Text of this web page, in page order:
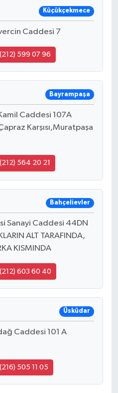
Küçükçekmece
Caddesi 7
599 07 96
Bayrampaşa
Caddesi 107A
Karşısı,Muratpaşa
564 20 21
Bahçelievler
Sanayi Caddesi 44DN
ALT TARAFINDA,
KISMINDA
603 60 40
Üsküdar
Caddesi 101 A
505 11 05